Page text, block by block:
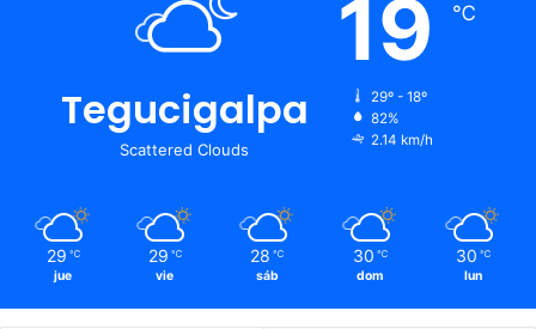
Tegucigalpa
Scattered Clouds
19 ℃
29º - 18º
82%
2.14 km/h
29 ℃
jue
29 ℃
vie
28 ℃
sáb
30 ℃
dom
30 ℃
lun